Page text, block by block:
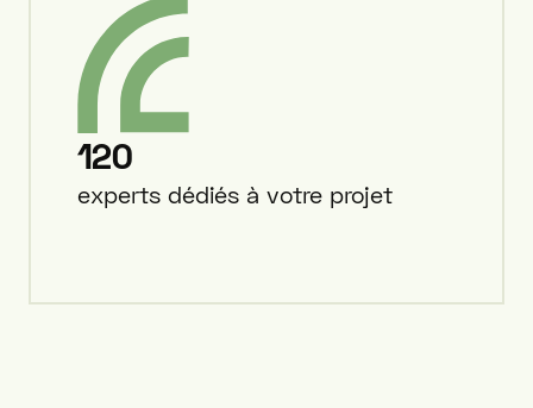
120
experts dédiés à votre projet